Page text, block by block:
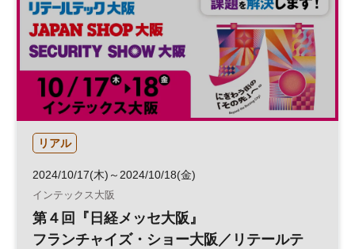
リアル
2024/10/17(木)～2024/10/18(金)
インテックス大阪
第４回『日経メッセ大阪』
フランチャイズ・ショー大阪／リテールテ